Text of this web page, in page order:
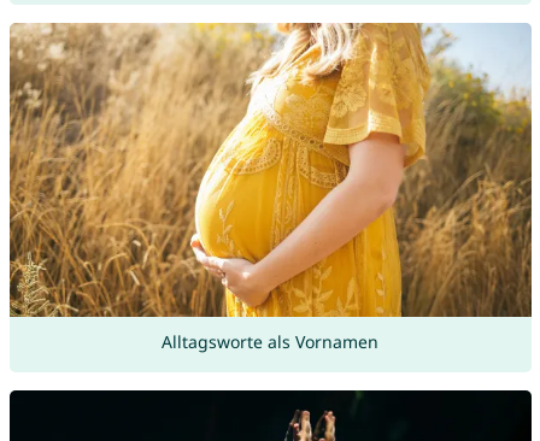
Alltagsworte als Vornamen